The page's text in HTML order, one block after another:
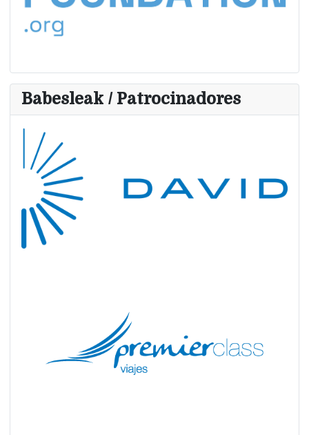
Babesleak / Patrocinadores